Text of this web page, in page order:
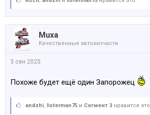
Muxa
Качественные автозапчасти
3 сен 2025
Похоже будет ещё один Запорожец
аndzhi listerman75 и Сегмент 3 нравится это.